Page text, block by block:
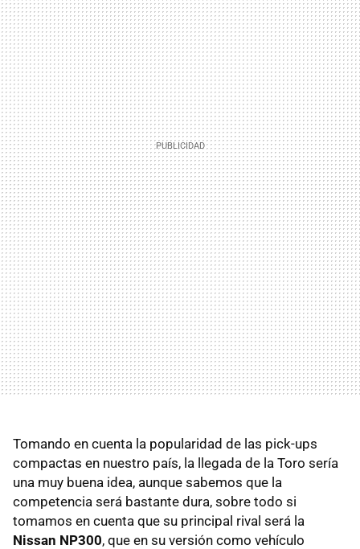
Tomando en cuenta la popularidad de las pick-ups
compactas en nuestro país, la llegada de la Toro sería
una muy buena idea, aunque sabemos que la
competencia será bastante dura, sobre todo si
tomamos en cuenta que su principal rival será la
Nissan NP300, que en su versión como vehículo